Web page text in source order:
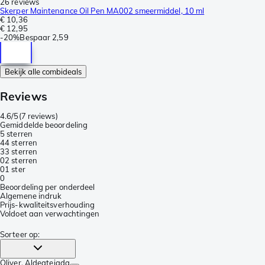
Skerper Maintenance Oil Pen MA002 smeermiddel, 10 ml
€ 10,36
€ 12,95
-20%Bespaar 2,59
Bekijk alle combideals
Reviews
4.6/5(7 reviews)
Gemiddelde beoordeling
5 sterren
44 sterren
33 sterren
02 sterren
01 ster
0
Beoordeling per onderdeel
Algemene indruk
Prijs-kwaliteitsverhouding
Voldoet aan verwachtingen
Sorteer op:
Oliver, Aldeatejada